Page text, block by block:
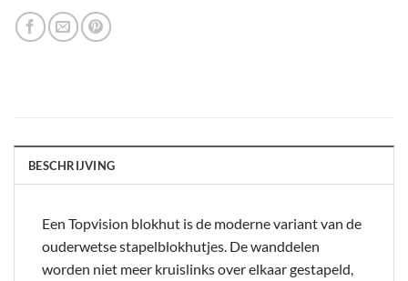
BESCHRIJVING
Een Topvision blokhut is de moderne variant van de
ouderwetse stapelblokhutjes. De wanddelen
worden niet meer kruislinks over elkaar gestapeld,